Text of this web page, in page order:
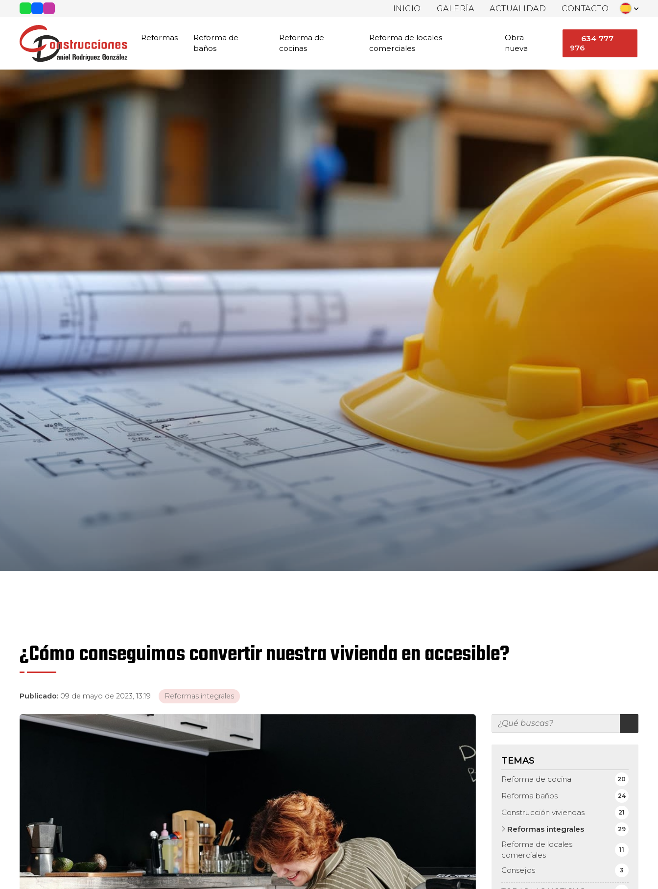
INICIO GALERÍA ACTUALIDAD CONTACTO
Reformas
Reforma de
baños
Reforma de
cocinas
Reforma de locales
comerciales
Obra
nueva
634 777
976
¿Cómo conseguimos convertir nuestra vivienda en accesible?
Publicado: 09 de mayo de 2023, 13:19 Reformas integrales
TEMAS
Reforma de cocina 20
Reforma baños 24
Construcción viviendas 21
Reformas integrales 29
Reforma de locales
comerciales
11
Consejos 3